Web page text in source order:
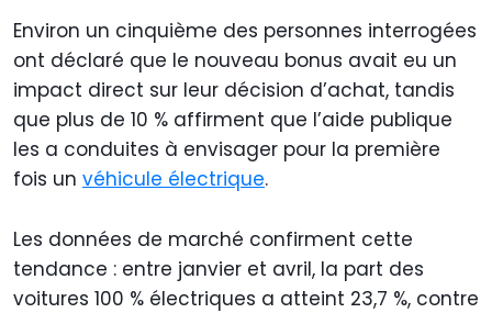
Environ un cinquième des personnes interrogées
ont déclaré que le nouveau bonus avait eu un
impact direct sur leur décision d’achat, tandis
que plus de 10 % affirment que l’aide publique
les a conduites à envisager pour la première
fois un véhicule électrique.
Les données de marché confirment cette
tendance : entre janvier et avril, la part des
voitures 100 % électriques a atteint 23,7 %, contre